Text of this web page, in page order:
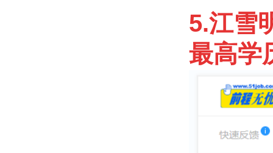
5.江雪
最高学